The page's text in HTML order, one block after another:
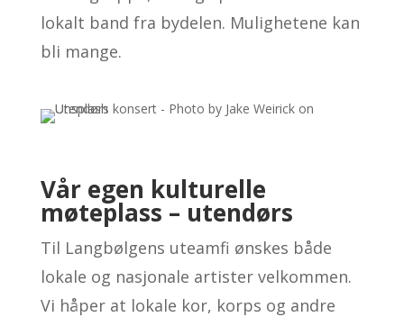
lokalt band fra bydelen. Mulighetene kan
bli mange.
Vår egen kulturelle
møteplass – utendørs
Til Langbølgens uteamfi ønskes både
lokale og nasjonale artister velkommen.
Vi håper at lokale kor, korps og andre